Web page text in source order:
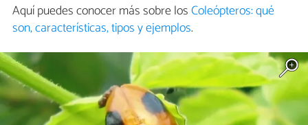
Aquí puedes conocer más sobre losColeópteros: qué
son, características, tipos y ejemplos.